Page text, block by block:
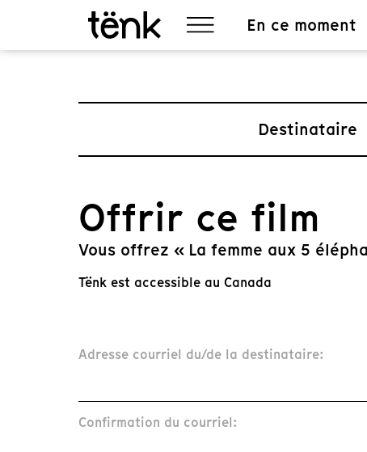
En ce moment
Destinataire
Offrir ce film
Vous offrez « La femme aux 5
Tënk est accessible au Canada
Adresse courriel du/de la destinataire:
Confirmation du courriel: